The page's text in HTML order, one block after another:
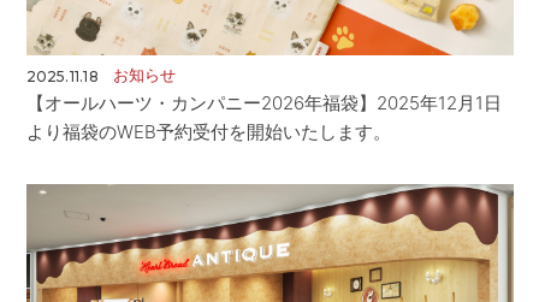
2025.11.18 お知らせ
【オールハーツ・カンパニー2026年福袋】2025年12月1日
より福袋のWEB予約受付を開始いたします。